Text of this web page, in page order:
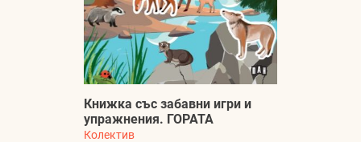
Книжка със забавни игри и
упражнения. ГОРАТА
Колектив